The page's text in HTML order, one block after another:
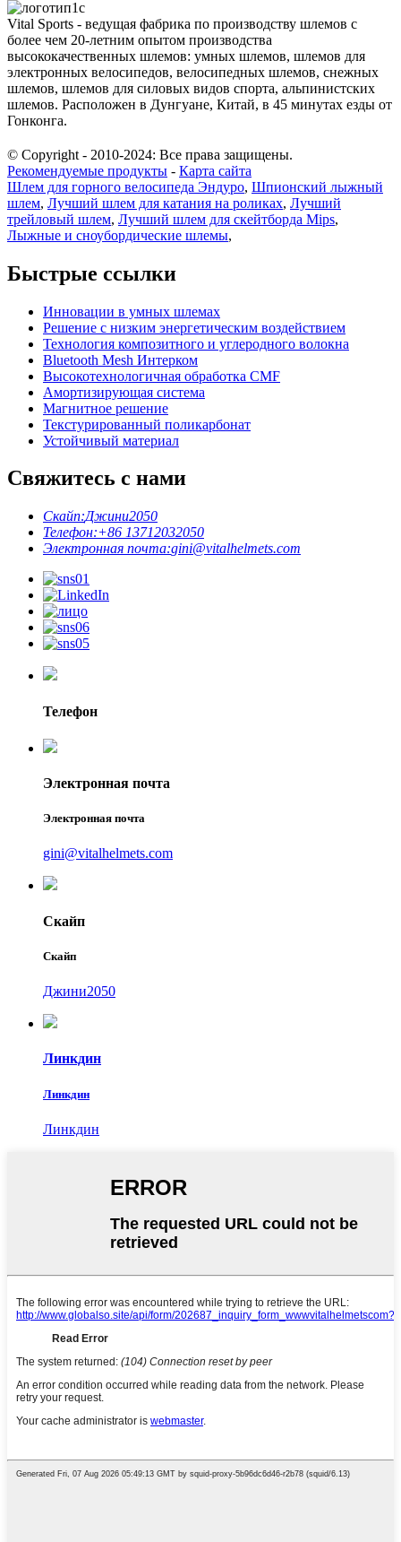
Vital Sports - ведущая фабрика по производству шлемов с
более чем 20-летним опытом производства
высококачественных шлемов: умных шлемов, шлемов для
электронных велосипедов, велосипедных шлемов, снежных
шлемов, шлемов для силовых видов спорта, альпинистских
шлемов. Расположен в Дунгуане, Китай, в 45 минутах езды от
Гонконга.
© Copyright - 2010-2024: Все права защищены.
Рекомендуемые продукты - Карта сайта
Шлем для горного велосипеда Эндуро, Шпионский лыжный
шлем, Лучший шлем для катания на роликах, Лучший
трейловый шлем, Лучший шлем для скейтборда Mips,
Лыжные и сноубордические шлемы,
Быстрые ссылки
Инновации в умных шлемах
Решение с низким энергетическим воздействием
Технология композитного и углеродного волокна
Bluetooth Mesh Интерком
Высокотехнологичная обработка CMF
Амортизирующая система
Магнитное решение
Текстурированный поликарбонат
Устойчивый материал
Свяжитесь с нами
Скайп:Джини2050
Телефон:+86 13712032050
Электронная почта:gini@vitalhelmets.com
Телефон
Электронная почта
Электронная почта
gini@vitalhelmets.com
Скайп
Скайп
Джини2050
Линкдин
Линкдин
Линкдин